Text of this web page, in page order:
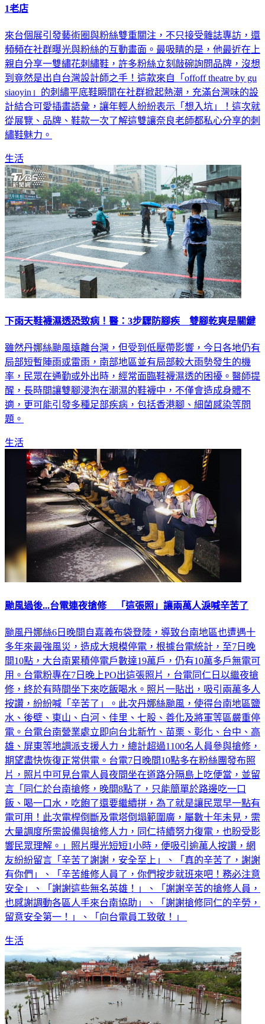
1老店
來台個展引發藝術圈與粉絲雙重關注，不只接受雜誌專訪，還
頻頻在社群曝光與粉絲的互動畫面。最吸睛的是，他最近在上
親自分享一雙繡花刺繡鞋，許多粉絲立刻敲碗詢問品牌，沒想
到竟然是出自台灣設計師之手！這款來自「offoff theatre by gu
siaoyin」的刺繡平底鞋瞬間在社群掀起熱潮，充滿台灣味的設
計結合可愛插畫語彙，讓年輕人紛紛表示「想入坑」！這次就
從展覽、品牌、鞋款一次了解這雙讓奈良老師都私心分享的刺
繡鞋魅力。
生活
下雨天鞋襪濕透恐致病！醫：3步驟防腳疾 雙腳乾爽是關鍵
雖然丹娜絲颱風遠離台灣，但受到低壓帶影響，今日各地仍有
局部短暫陣雨或雷雨，南部地區並有局部較大雨勢發生的機
率，民眾在通勤或外出時，經常面臨鞋襪濕透的困擾。醫師提
醒，長時間讓雙腳浸泡在潮濕的鞋襪中，不僅會造成身體不
適，更可能引發多種足部疾病，包括香港腳、細菌感染等問
題。
生活
颱風過後...台電連夜搶修 「這張照」讓兩萬人淚喊辛苦了
颱風丹娜絲6日晚間自嘉義布袋登陸，導致台南地區也遭遇十
多年來最強風災，造成大規模停電，根據台電統計，至7日晚
間10點，大台南累積停電戶數達19萬戶，仍有10萬多戶無電可
用。台電粉專在7日晚上PO出這張照片，台電同仁日以繼夜搶
修，終於有時間坐下來吃飯喝水。照片一貼出，吸引兩萬多人
按讚，紛紛喊「辛苦了」。此次丹娜絲颱風，使得台南地區鹽
水、後壁、東山、白河、佳里、七股、善化及將軍等區嚴重停
電。台電台南營業處立即向台北新竹、苗栗、彰化、台中、高
雄、屏東等地調派支援人力，總計超過1100名人員參與搶修，
期望盡快恢復正常供電。台電7日晚間10點多在粉絲團發布照
片，照片中可見台電人員夜間坐在道路分隔島上吃便當，並留
言「同仁於台南搶修，晚間8點了，只能簡單於路邊吃一口
飯、喝一口水，吃飽了還要繼續拼，為了就是讓民眾早一點有
電可用！此次電桿倒斷及電塔倒塌範圍廣，屬數十年未見，需
大量調度所需設備與搶修人力，同仁持續努力復電，也盼受影
響民眾理解。」照片曝光短短1小時，便吸引逾萬人按讚，網
友紛紛留言「辛苦了謝謝，安全至上」、「真的辛苦了，謝謝
有你們」、「辛苦維修人員了，你們按步就班來吧！務必注意
安全」、「謝謝這些無名英雄！」、「謝謝辛苦的搶修人員，
也感謝調動各區人手來台南協助」、「謝謝搶修同仁的辛勞，
留意安全第一！」、「向台電員工致敬！」
生活